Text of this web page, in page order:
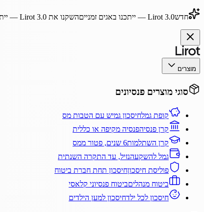
חדשLirot 3.0 — ייתכנו באגים זמנייםהשקנו את Lirot 3.0
—
מוצרים
סוגי מוצרים פנסיונים
קופת גמלחיסכון גמיש עם הטבות מס
קרן פנסיהפנסיה מקיפה או כללית
קרן השתלמות6 שנים, פטור ממס
גמל להשקעהנזיל, עד התקרה השנתית
פוליסת חיסכוןחיסכון תחת חברת ביטוח
ביטוח מנהליםביטוח פנסיוני קלאסי
חיסכון לכל ילדחיסכון למען הילדים